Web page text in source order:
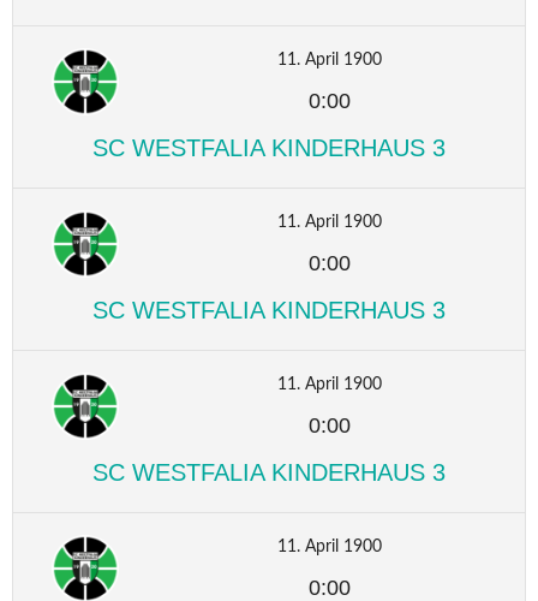
11. April 1900
0:00
SC WESTFALIA KINDERHAUS 3
11. April 1900
0:00
SC WESTFALIA KINDERHAUS 3
11. April 1900
0:00
SC WESTFALIA KINDERHAUS 3
11. April 1900
0:00